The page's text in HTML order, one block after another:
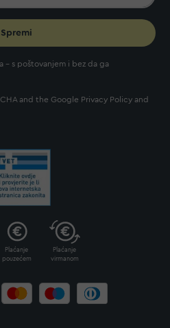
Spremi
- s poštovanjem i bez da ga
and the Google Privacy Policy and
Plaćanje
pouzećem
Plaćanje
virmanom